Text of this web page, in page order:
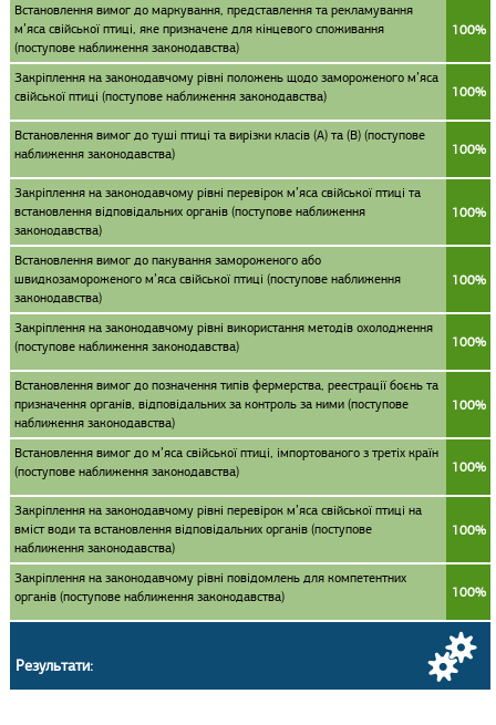
Встановлення вимог до маркування, представлення та рекламування
м’яса свійської птиці, яке призначене для кінцевого споживання
(поступове наближення законодавства)
100%
Закріплення на законодавчому рівні положень щодо замороженого м’яса
свійської птиці (поступове наближення законодавства)
100%
Встановлення вимог до туші птиці та вирізки класів (А) та (В) (поступове
наближення законодавства)
100%
Закріплення на законодавчому рівні перевірок м’яса свійської птиці та
встановлення відповідальних органів (поступове наближення
законодавства)
100%
Встановлення вимог до пакування замороженого або
швидкозамороженого м’яса свійської птиці (поступове наближення
законодавства)
100%
Закріплення на законодавчому рівні використання методів охолодження
(поступове наближення законодавства)
100%
Встановлення вимог до позначення типів фермерства, реестрації боєнь та
призначення органів, відповідальних за контроль за ними (поступове
наближення законодавства)
100%
Встановлення вимог до м’яса свійської птиці, імпортованого з третіх країн
(поступове наближення законодавства)
100%
Закріплення на законодавчому рівні перевірок м’яса свійської птиці на
вміст води та встановлення відповідальних органів (поступове
наближення законодавства)
100%
Закріплення на законодавчому рівні повідомлень для компетентних
органів (поступове наближення законодавства)
100%
Результати: